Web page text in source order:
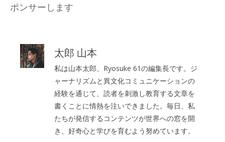
ポンサーします
太郎 山本
私は山本太郎、Ryosuke 61の編集長です。ジ
ャーナリズムと異文化コミュニケーションの
経験を通じて、読者を刺激し教育する文章を
書くことに情熱を注いできました。毎日、私
たちが発信するコンテンツが世界への窓を開
き、好奇心と学びを育むよう努めています。